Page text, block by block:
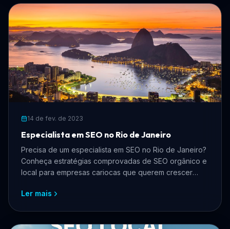
14 de fev. de 2023
Especialista em SEO no Rio de Janeiro
Precisa de um especialista em SEO no Rio de Janeiro?
Conheça estratégias comprovadas de SEO orgânico e
local para empresas cariocas que querem crescer
anúncios.
Ler mais